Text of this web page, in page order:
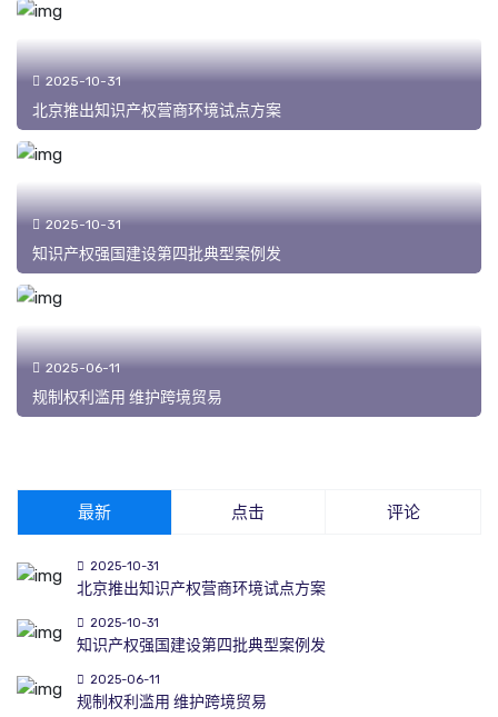
2025-10-31
北京推出知识产权营商环境试点方案
2025-10-31
知识产权强国建设第四批典型案例发
2025-06-11
规制权利滥用 维护跨境贸易
最新 点击 评论
2025-10-31
北京推出知识产权营商环境试点方案
2025-10-31
知识产权强国建设第四批典型案例发
2025-06-11
规制权利滥用 维护跨境贸易